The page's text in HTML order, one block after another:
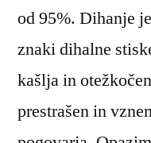
od 95%. Dihanje
znaki dihalne
kašlja in
prestrašen in